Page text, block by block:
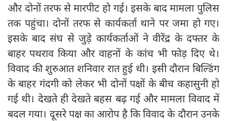
और दोनों तरफ से मारपीट हो गई। इसके बाद मामला पुलिस
तक पहुंचा। दोनों तरफ से कार्यकर्ता थाने पर जमा हो गए।
इसके बाद संघ से जुड़े कार्यकर्ताओं ने वीरेंद्र के दफ्तर के
बाहर पथराव किया और वाहनों के कांच भी फोड़ दिए थे।
विवाद की शुरुआत शनिवार रात हुई थी। इसी दौरान बिल्डिंग
के बाहर गंदगी को लेकर भी दोनों पक्षों के बीच कहासुनी हो
गई थी। देखते ही देखते बहस बढ़ गई और मामला विवाद में
बदल गया। दूसरे पक्ष का आरोप है कि विवाद के दौरान उनके